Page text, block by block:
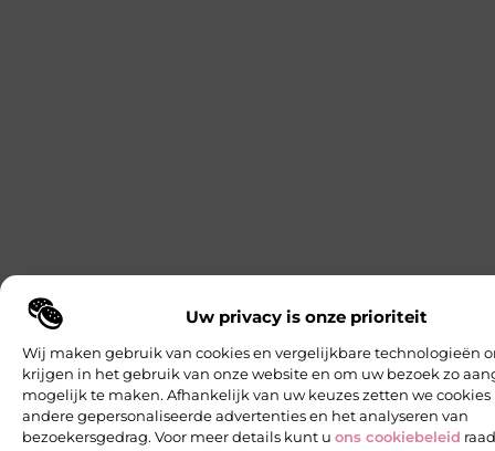
Uw privacy is onze prioriteit
Wij maken gebruik van cookies en vergelijkbare technologieën
krijgen in het gebruik van onze website en om uw bezoek zo
mogelijk te maken. Afhankelijk van uw keuzes zetten we cookies
andere gepersonaliseerde advertenties en het analyseren van
bezoekersgedrag. Voor meer details kunt u ons cookiebeleid